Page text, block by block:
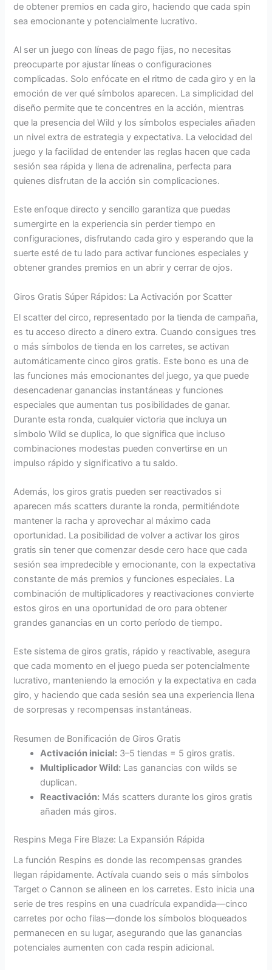
de obtener premios en cada giro, haciendo que cada spin
sea emocionante y potencialmente lucrativo.
Al ser un juego con líneas de pago fijas, no necesitas
preocuparte por ajustar líneas o configuraciones
complicadas. Solo enfócate en el ritmo de cada giro y en la
emoción de ver qué símbolos aparecen. La simplicidad del
diseño permite que te concentres en la acción, mientras
que la presencia del Wild y los símbolos especiales añaden
un nivel extra de estrategia y expectativa. La velocidad del
juego y la facilidad de entender las reglas hacen que cada
sesión sea rápida y llena de adrenalina, perfecta para
quienes disfrutan de la acción sin complicaciones.
Este enfoque directo y sencillo garantiza que puedas
sumergirte en la experiencia sin perder tiempo en
configuraciones, disfrutando cada giro y esperando que la
suerte esté de tu lado para activar funciones especiales y
obtener grandes premios en un abrir y cerrar de ojos.
Giros Gratis Súper Rápidos: La Activación por Scatter
El scatter del circo, representado por la tienda de campaña,
es tu acceso directo a dinero extra. Cuando consigues tres
o más símbolos de tienda en los carretes, se activan
automáticamente cinco giros gratis. Este bono es una de
las funciones más emocionantes del juego, ya que puede
desencadenar ganancias instantáneas y funciones
especiales que aumentan tus posibilidades de ganar.
Durante esta ronda, cualquier victoria que incluya un
símbolo Wild se duplica, lo que significa que incluso
combinaciones modestas pueden convertirse en un
impulso rápido y significativo a tu saldo.
Además, los giros gratis pueden ser reactivados si
aparecen más scatters durante la ronda, permitiéndote
mantener la racha y aprovechar al máximo cada
oportunidad. La posibilidad de volver a activar los giros
gratis sin tener que comenzar desde cero hace que cada
sesión sea impredecible y emocionante, con la expectativa
constante de más premios y funciones especiales. La
combinación de multiplicadores y reactivaciones convierte
estos giros en una oportunidad de oro para obtener
grandes ganancias en un corto período de tiempo.
Este sistema de giros gratis, rápido y reactivable, asegura
que cada momento en el juego pueda ser potencialmente
lucrativo, manteniendo la emoción y la expectativa en cada
giro, y haciendo que cada sesión sea una experiencia llena
de sorpresas y recompensas instantáneas.
Resumen de Bonificación de Giros Gratis
Activación inicial: 3–5 tiendas = 5 giros gratis.
Multiplicador Wild: Las ganancias con wilds se
duplican.
Reactivación: Más scatters durante los giros gratis
añaden más giros.
Respins Mega Fire Blaze: La Expansión Rápida
La función Respins es donde las recompensas grandes
llegan rápidamente. Actívala cuando seis o más símbolos
Target o Cannon se alineen en los carretes. Esto inicia una
serie de tres respins en una cuadrícula expandida—cinco
carretes por ocho filas—donde los símbolos bloqueados
permanecen en su lugar, asegurando que las ganancias
potenciales aumenten con cada respin adicional.